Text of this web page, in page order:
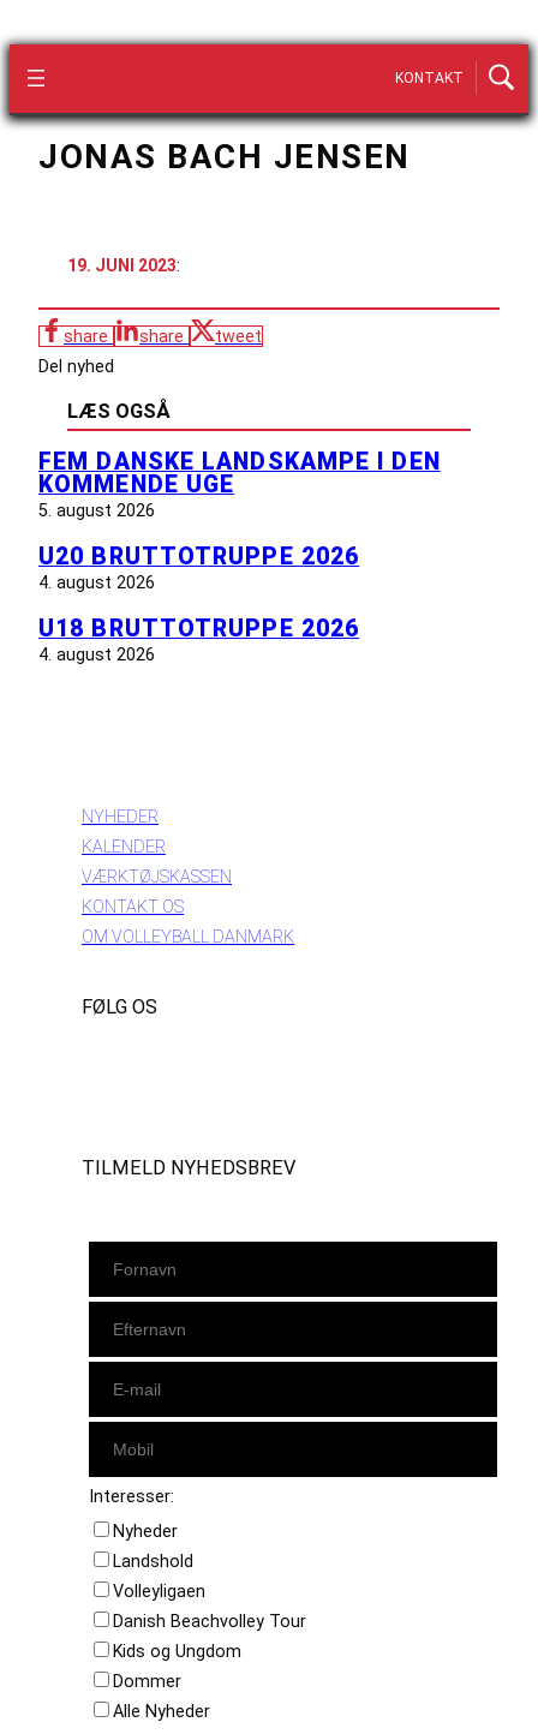
KONTAKT
JONAS BACH JENSEN
19. JUNI 2023:
share share
tweet
Del nyhed
LÆS OGSÅ
FEM DANSKE LANDSKAMPE I DEN
KOMMENDE UGE
5. august 2026
U20 BRUTTOTRUPPE 2026
4. august 2026
U18 BRUTTOTRUPPE 2026
4. august 2026
NYHEDER
KALENDER
VÆRKTØJSKASSEN
KONTAKT OS
OM VOLLEYBALL DANMARK
FØLG OS
TILMELD NYHEDSBREV
Interesser:
Nyheder
Landshold
Volleyligaen
Danish Beachvolley Tour
Kids og Ungdom
Dommer
Alle Nyheder